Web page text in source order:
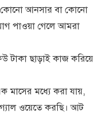
কোনো আনসার বা কোনো
পাওয়া গেলে আমরা
টাকা ছাড়াই কাজ করিয়ে
মাসের মধ্যে করা যায়,
ওয়েতে করছি। আট